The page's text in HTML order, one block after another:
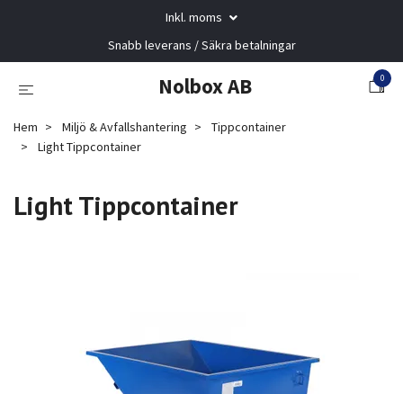
Inkl. moms
Snabb leverans / Säkra betalningar
Nolbox AB 0
Hem Miljö & Avfallshantering
Tippcontainer
Light Tippcontainer
Light Tippcontainer